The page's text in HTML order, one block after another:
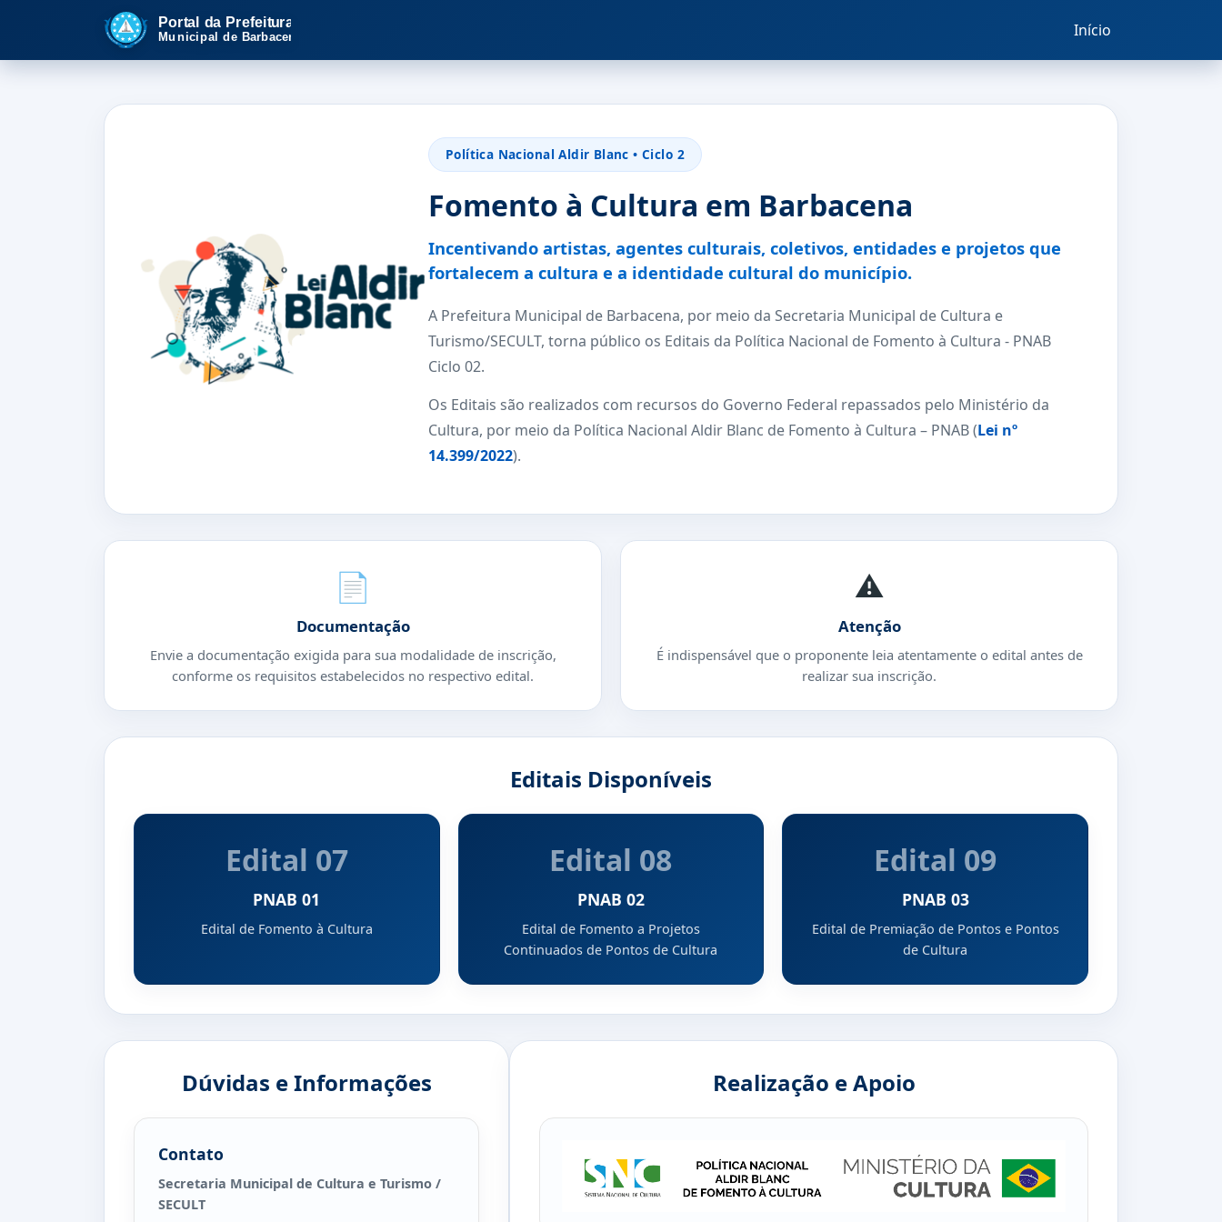
Início
Política Nacional Aldir Blanc • Ciclo 2
Fomento à Cultura em Barbacena
Incentivando artistas, agentes culturais, coletivos, entidades e projetos que
fortalecem a cultura e a identidade cultural do município.
A Prefeitura Municipal de Barbacena, por meio da Secretaria Municipal de Cultura e
Turismo/SECULT, torna público os Editais da Política Nacional de Fomento à Cultura - PNAB
Ciclo 02.
Os Editais são realizados com recursos do Governo Federal repassados pelo Ministério da
Cultura, por meio da Política Nacional Aldir Blanc de Fomento à Cultura – PNAB (Lei nº
14.399/2022).
📄
Documentação
Envie a documentação exigida para sua modalidade de inscrição,
conforme os requisitos estabelecidos no respectivo edital.
⚠️
Atenção
É indispensável que o proponente leia atentamente o edital antes de
realizar sua inscrição.
Editais Disponíveis
Edital 07
PNAB 01
Edital de Fomento à Cultura
Edital 08
PNAB 02
Edital de Fomento a Projetos
Continuados de Pontos de Cultura
Edital 09
PNAB 03
Edital de Premiação de Pontos e Pontos
de Cultura
Dúvidas e Informações
Contato
Secretaria Municipal de Cultura e Turismo /
SECULT
Realização e Apoio